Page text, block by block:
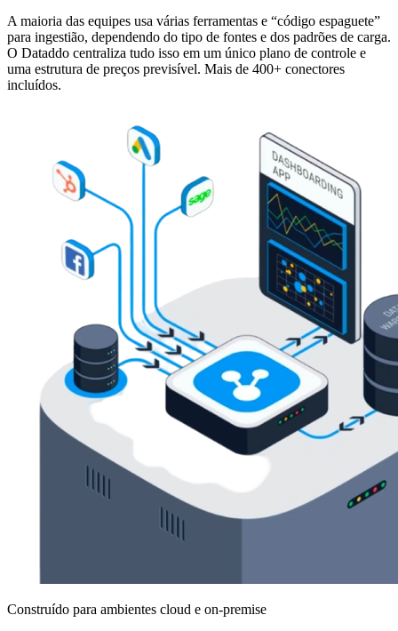
A maioria das equipes usa várias ferramentas e “código espaguete”
para ingestião, dependendo do tipo de fontes e dos padrões de carga.
O Dataddo centraliza tudo isso em um único plano de controle e
uma estrutura de preços previsível. Mais de 400+ conectores
incluídos.
Construído para ambientes cloud e on-premise